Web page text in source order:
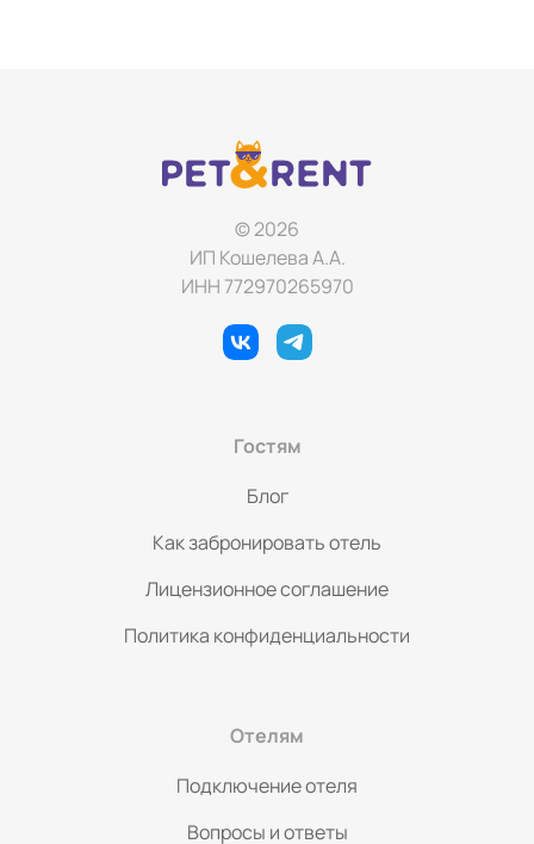
© 2026
ИП Кошелева А.А.
ИНН 772970265970
Гостям
Блог
Как забронировать отель
Лицензионное соглашение
Политика конфиденциальности
Отелям
Подключение отеля
Вопросы и ответы